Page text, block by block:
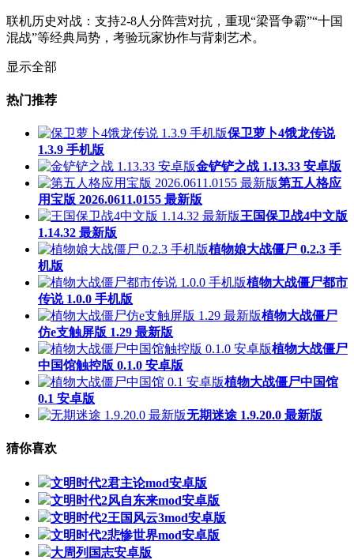
联机历史对战：支持2-8人分阵营对抗，重现“梁晋争霸”“十国
混战”等经典局势，考验玩家协作与背刺艺术。
显示全部
热门推荐
保卫萝卜4饿龙传说
1.3.9 手机版
金铲铲之战 1.13.33 安卓版
第五人格应
用宝版 2026.0611.0155 最新版
王国保卫战4中文版
1.14.32 最新版
植物娘大战僵尸 0.2.3 手
机版
植物大战僵尸都市
传说 1.0.0 手机版
植物大战僵尸
仿e支触屏版 1.29 最新版
植物大战僵尸
中国馆触控版 0.1.0 安卓版
植物大战僵尸中国馆
0.1 安卓版
无期迷途 1.9.20.0 最新版
猜你喜欢
文明时代2君主论mod安卓版
文明时代2风自东来mod安卓版
文明时代2王国风云3mod安卓版
文明时代2悲惨世界mod安卓版
大周列国志安卓版